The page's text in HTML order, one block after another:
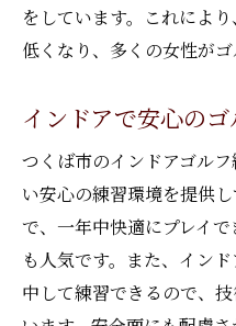
をしています。これによ
低くなり、多くの女性がゴ
インドアで安心の
つくば市のインドアゴル
い安心の練習環境を提供
で、一年中快適にプレイ
も人気です。また、イン
中して練習できるので、